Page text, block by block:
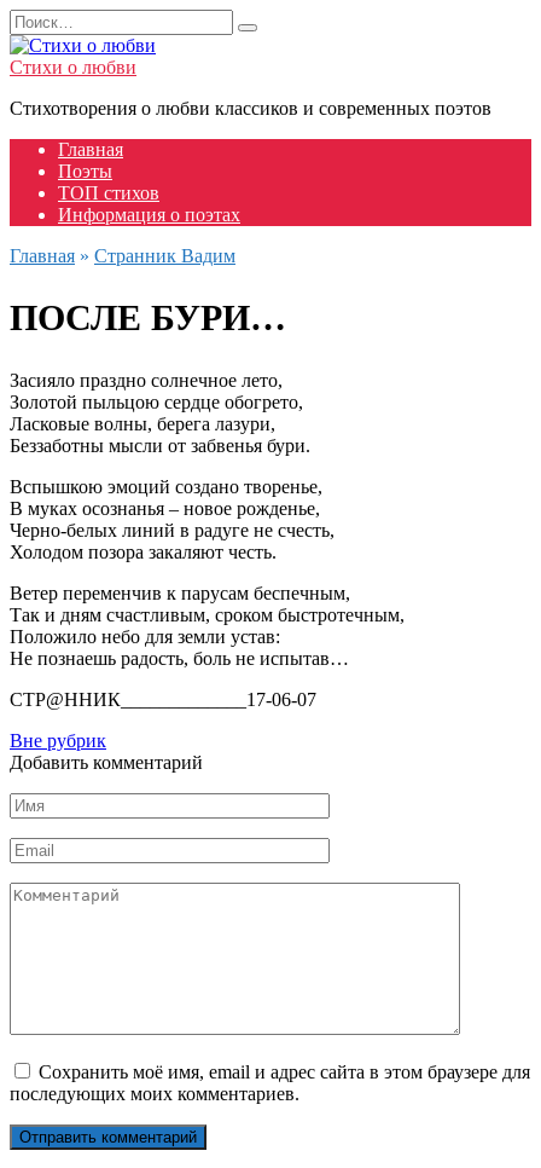
Перейти
к
содержанию
Search
for:
Стихи о любви
Стихотворения о любви классиков и современных поэтов
Главная
Поэты
ТОП стихов
Информация о поэтах
Главная » Странник Вадим
ПОСЛЕ БУРИ…
Засияло праздно солнечное лето,
Золотой пыльцою сердце обогрето,
Ласковые волны, берега лазури,
Беззаботны мысли от забвенья бури.
Вспышкою эмоций создано творенье,
В муках осознанья – новое рожденье,
Черно-белых линий в радуге не счесть,
Холодом позора закаляют честь.
Ветер переменчив к парусам беспечным,
Так и дням счастливым, сроком быстротечным,
Положило небо для земли устав:
Не познаешь радость, боль не испытав…
СТР@ННИК_____________17-06-07
Вне рубрик
Добавить комментарий
Имя
Email
Комментарий
Сохранить моё имя, email и адрес сайта в этом браузере для
последующих моих комментариев.